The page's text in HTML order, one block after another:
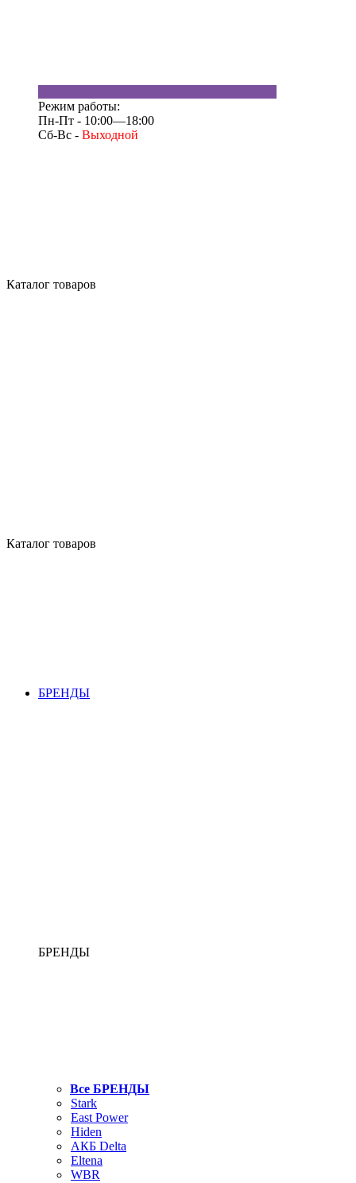
Режим работы:
Пн-Пт - 10:00—18:00
Сб-Вс - Выходной
Каталог товаров
Каталог товаров
БРЕНДЫ
БРЕНДЫ
Все БРЕНДЫ
Stark
East Power
Hiden
АКБ Delta
Eltena
WBR